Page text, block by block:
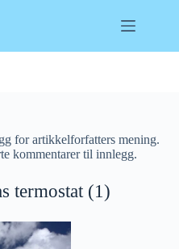
for artikkelforfatters mening.
kommentarer til innlegg.
termostat (1)